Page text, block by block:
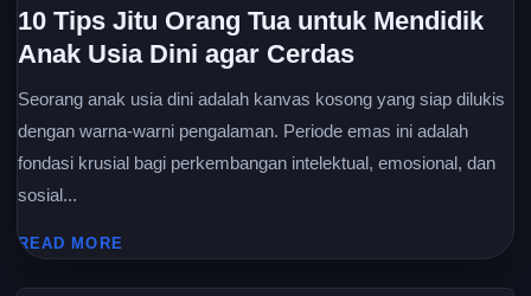
10 Tips Jitu Orang Tua untuk Mendidik
Anak Usia Dini agar Cerdas
Seorang anak usia dini adalah kanvas kosong yang siap dilukis
dengan warna-warni pengalaman. Periode emas ini adalah
fondasi krusial bagi perkembangan intelektual, emosional, dan
sosial...
READ MORE